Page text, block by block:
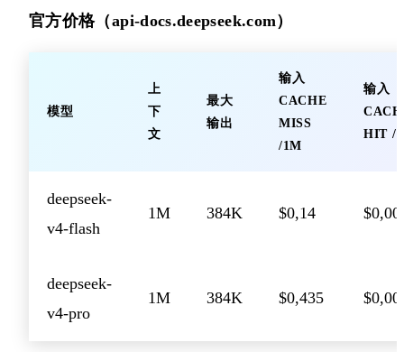
官方价格（api-docs.deepseek.com）
模型
上
下
文
最大
输出
输入
CACHE
MISS
/1M
输入
HIT /
deepseek-
v4-flash
1M 384K $0,14
deepseek-
v4-pro
1M 384K $0,435